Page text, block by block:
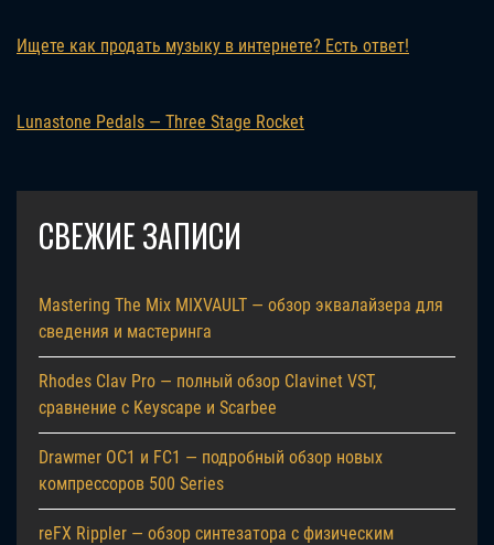
Ищете как продать музыку в интернете? Есть ответ!
Lunastone Pedals — Three Stage Rocket
СВЕЖИЕ ЗАПИСИ
Mastering The Mix MIXVAULT — обзор эквалайзера для
сведения и мастеринга
Rhodes Clav Pro — полный обзор Clavinet VST,
сравнение с Keyscape и Scarbee
Drawmer OC1 и FC1 — подробный обзор новых
компрессоров 500 Series
reFX Rippler — обзор синтезатора с физическим